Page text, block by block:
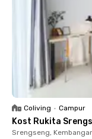
Coliving • Campur
Kost Rukita
Srengseng,